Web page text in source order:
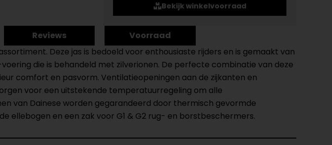
Bekijk winkelvoorraad
Reviews
Voorraad
Deze jas is bedoeld voor enthousiaste rijders en is gemaakt van
die is behandeld met zilverionen. De perfecte combinatie van deze
comfort en pasvorm. Ventilatieopeningen aan de zijkanten en
voor een uitstekende temperatuurregeling om alle
van Dainese worden gegarandeerd door thermisch gevormde
ellebogen en een zak voor G1 & G2 rug- en borstbeschermers.